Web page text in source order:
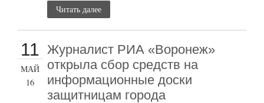
Читать далее
11
МАЙ
16
Журналист РИА «Воронеж»
открыла сбор средств на
информационные доски
защитницам города